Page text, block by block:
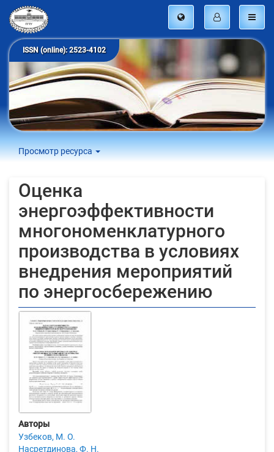
ISSN (online): 2523-4102
Просмотр ресурса
Оценка
энергоэффективности
многономенклатурного
производства в условиях
внедрения мероприятий
по энергосбережению
Авторы
Узбеков, М. О.
Насретдинова, Ф. Н.